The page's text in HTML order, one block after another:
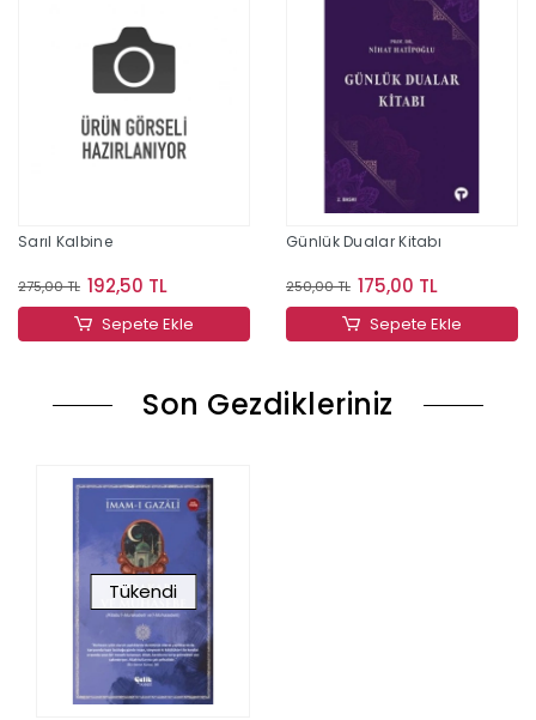
Sarıl Kalbine
275,00 TL 192,50 TL
Sepete Ekle
Günlük Dualar Kitabı
250,00 TL 175,00 TL
Sepete Ekle
Son Gezdikleriniz
Tükendi